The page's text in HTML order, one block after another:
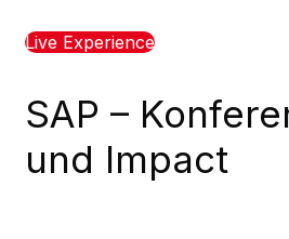
Live Experience
SAP –
und Impact